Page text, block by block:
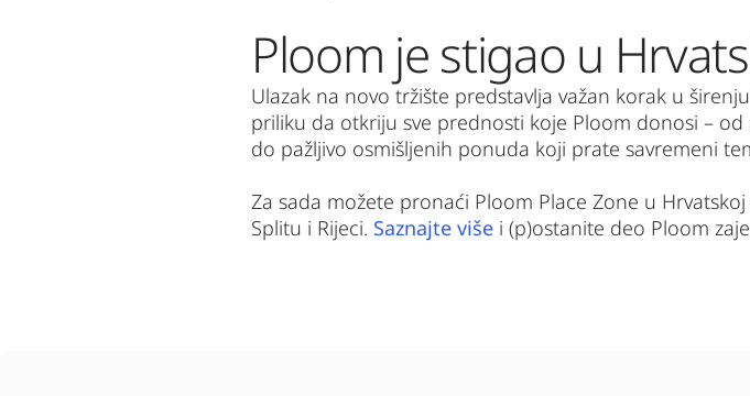
Ploom je stigao u
Ulazak na novo tržište predstavlja važan korak u
priliku da otkriju sve prednosti koje Ploom donosi –
do pažljivo osmišljenih ponuda koji prate savremeni
Za sada možete pronaći Ploom Place Zone u
Splitu i Rijeci. Saznajte više i (p)ostanite deo Ploom